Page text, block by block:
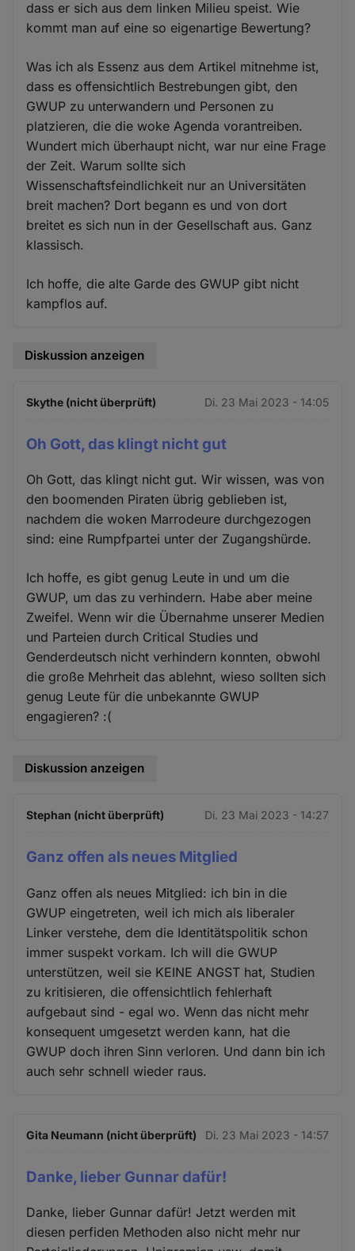
dass er sich aus dem linken Milieu speist. Wie
kommt man auf eine so eigenartige Bewertung?
Was ich als Essenz aus dem Artikel mitnehme ist,
dass es offensichtlich Bestrebungen gibt, den
GWUP zu unterwandern und Personen zu
platzieren, die die woke Agenda vorantreiben.
Wundert mich überhaupt nicht, war nur eine Frage
der Zeit. Warum sollte sich
Wissenschaftsfeindlichkeit nur an Universitäten
breit machen? Dort begann es und von dort
breitet es sich nun in der Gesellschaft aus. Ganz
klassisch.
Ich hoffe, die alte Garde des GWUP gibt nicht
kampflos auf.
Diskussion anzeigen
Skythe (nicht überprüft) Di. 23 Mai 2023 - 14:05
Oh Gott, das klingt nicht gut
Oh Gott, das klingt nicht gut. Wir wissen, was von
den boomenden Piraten übrig geblieben ist,
nachdem die woken Marrodeure durchgezogen
sind: eine Rumpfpartei unter der Zugangshürde.
Ich hoffe, es gibt genug Leute in und um die
GWUP, um das zu verhindern. Habe aber meine
Zweifel. Wenn wir die Übernahme unserer Medien
und Parteien durch Critical Studies und
Genderdeutsch nicht verhindern konnten, obwohl
die große Mehrheit das ablehnt, wieso sollten sich
genug Leute für die unbekannte GWUP
engagieren? :(
Diskussion anzeigen
Stephan (nicht überprüft) Di. 23 Mai 2023 - 14:27
Ganz offen als neues Mitglied
Ganz offen als neues Mitglied: ich bin in die
GWUP eingetreten, weil ich mich als liberaler
Linker verstehe, dem die Identitätspolitik schon
immer suspekt vorkam. Ich will die GWUP
unterstützen, weil sie KEINE ANGST hat, Studien
zu kritisieren, die offensichtlich fehlerhaft
aufgebaut sind - egal wo. Wenn das nicht mehr
konsequent umgesetzt werden kann, hat die
GWUP doch ihren Sinn verloren. Und dann bin ich
auch sehr schnell wieder raus.
Gita Neumann (nicht überprüft) Di. 23 Mai 2023 - 14:57
Danke, lieber Gunnar dafür!
Danke, lieber Gunnar dafür! Jetzt werden mit
diesen perfiden Methoden also nicht mehr nur